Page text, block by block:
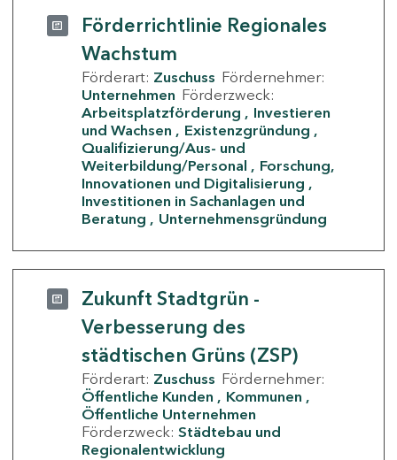
Förderrichtlinie Regionales
Wachstum
Förderart: Zuschuss Fördernehmer:
Unternehmen Förderzweck:
Arbeitsplatzförderung
Investieren
und Wachsen
Existenzgründung
Qualifizierung/Aus- und
Weiterbildung/Personal
Forschung,
Innovationen und Digitalisierung
Investitionen in Sachanlagen und
Beratung
Unternehmensgründung
Zukunft Stadtgrün -
Verbesserung des
städtischen Grüns (ZSP)
Förderart: Zuschuss Fördernehmer:
Öffentliche Kunden
Kommunen
Öffentliche Unternehmen
Förderzweck: Städtebau und
Regionalentwicklung